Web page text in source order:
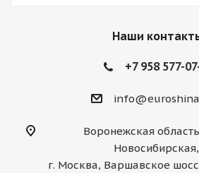
Наши
+7 958 577-
Воронежская
г. Москва, Варшавское